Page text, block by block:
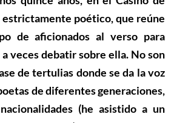
poético, que reúne
de aficionados al verso para
veces debatir sobre ella. No son
de tertulias donde se da la voz
de diferentes generaciones,
(he asistido a un